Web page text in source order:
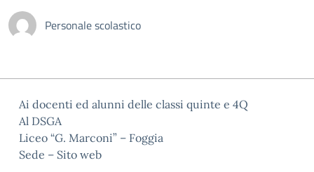
Personale scolastico
Ai docenti ed alunni delle classi quinte e 4Q
Al DSGA
Liceo “G. Marconi” – Foggia
Sede – Sito web